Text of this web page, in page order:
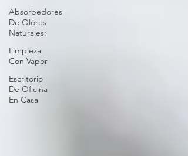
Absorbedores
De Olores
Naturales:
Limpieza
Con Vapor
Escritorio
De Oficina
En Casa